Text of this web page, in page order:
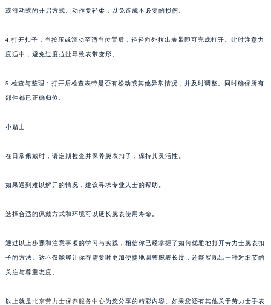
或滑动式的开启方式。动作要轻柔，以免造成不必要的损伤。
4.打开扣子：当按压或滑动至适当位置后，轻轻向外拉出表带即可完成打开。此时注意力
度适中，避免过度拉扯导致表带变形。
5.检查与整理：打开后检查表带是否有松动或其他异常情况，并及时调整。同时确保所有
部件都已正确归位。
小贴士
在日常佩戴时，请定期检查并保养腕表扣子，保持其灵活性。
如果遇到难以解开的情况，建议寻求专业人士的帮助。
选择合适的佩戴方式和环境可以延长腕表使用寿命。
通过以上步骤和注意事项的学习与实践，相信你已经掌握了如何优雅地打开劳力士腕表扣
子的方法。这不仅能够让你在需要时更加便捷地调整腕表长度，还能展现出一种对细节的
关注与尊重态度。
以上就是北京劳力士保养服务中心为您分享的精彩内容。如果您还有其他关于劳力士手表